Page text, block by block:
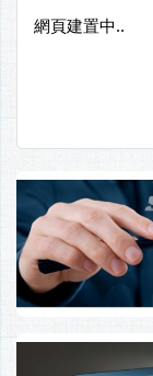
網頁建置中..